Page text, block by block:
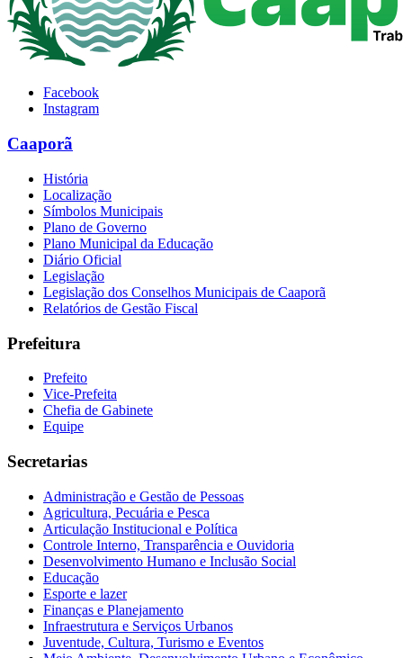
Facebook
Instagram
Caaporã
História
Localização
Símbolos Municipais
Plano de Governo
Plano Municipal da Educação
Diário Oficial
Legislação
Legislação dos Conselhos Municipais de Caaporã
Relatórios de Gestão Fiscal
Prefeitura
Prefeito
Vice-Prefeita
Chefia de Gabinete
Equipe
Secretarias
Administração e Gestão de Pessoas
Agricultura, Pecuária e Pesca
Articulação Institucional e Política
Controle Interno, Transparência e Ouvidoria
Desenvolvimento Humano e Inclusão Social
Educação
Esporte e lazer
Finanças e Planejamento
Infraestrutura e Serviços Urbanos
Juventude, Cultura, Turismo e Eventos